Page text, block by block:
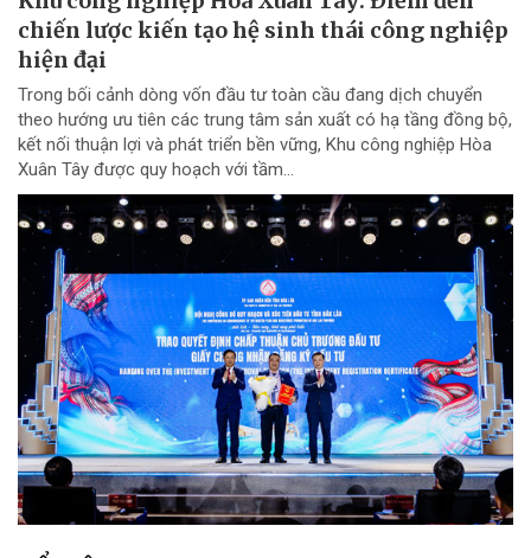
chiến lược kiến tạo hệ sinh thái công nghiệp
hiện đại
Trong bối cảnh dòng vốn đầu tư toàn cầu đang dịch chuyển
theo hướng ưu tiên các trung tâm sản xuất có hạ tầng đồng bộ,
kết nối thuận lợi và phát triển bền vững, Khu công nghiệp Hòa
Xuân Tây được quy hoạch với tầm...